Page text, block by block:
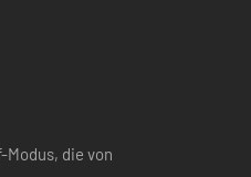
die von